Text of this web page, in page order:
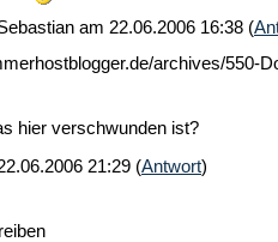
am 22.06.2006 16:38 (
archives/550-
hier verschwunden ist?
21:29 (Antwort)